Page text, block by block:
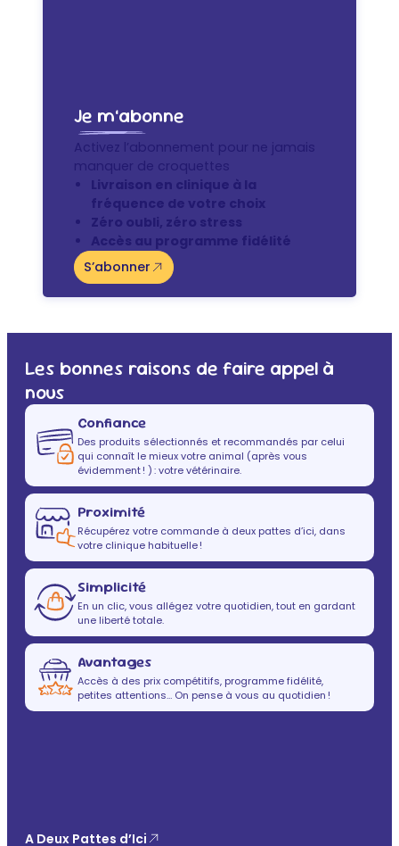
Je m’abonne
Activez l’abonnement pour ne jamais
manquer de croquettes
Livraison en clinique à la
fréquence de votre choix
Zéro oubli, zéro stress
Accès au programme fidélité
S’abonner
Les bonnes raisons de faire appel à
nous
Confiance
Des produits sélectionnés et recommandés par celui
qui connaît le mieux votre animal (après vous
évidemment ! ) : votre vétérinaire.
Proximité
Récupérez votre commande à deux pattes d’ici, dans
votre clinique habituelle !
Simplicité
En un clic, vous allégez votre quotidien, tout en gardant
une liberté totale.
Avantages
Accès à des prix compétitifs, programme fidélité,
petites attentions… On pense à vous au quotidien !
A Deux Pattes d’Ici